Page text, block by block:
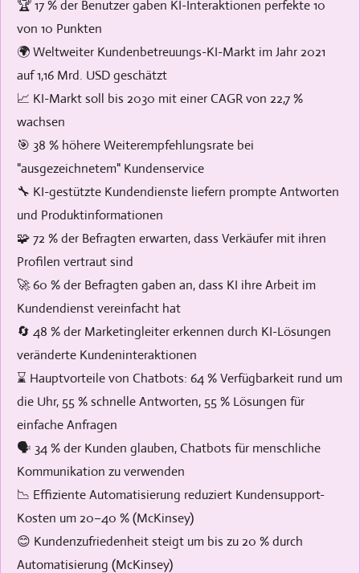
🏆 17 % der Benutzer gaben KI-Interaktionen perfekte 10
von 10 Punkten
🌍 Weltweiter Kundenbetreuungs-KI-Markt im Jahr 2021
auf 1,16 Mrd. USD geschätzt
📈 KI-Markt soll bis 2030 mit einer CAGR von 22,7 %
wachsen
🎯 38 % höhere Weiterempfehlungsrate bei
"ausgezeichnetem" Kundenservice
🔧 KI-gestützte Kundendienste liefern prompte Antworten
und Produktinformationen
🧩 72 % der Befragten erwarten, dass Verkäufer mit ihren
Profilen vertraut sind
🚀 60 % der Befragten gaben an, dass KI ihre Arbeit im
Kundendienst vereinfacht hat
🔄 48 % der Marketingleiter erkennen durch KI-Lösungen
veränderte Kundeninteraktionen
⌛ Hauptvorteile von Chatbots: 64 % Verfügbarkeit rund um
die Uhr, 55 % schnelle Antworten, 55 % Lösungen für
einfache Anfragen
🗣️ 34 % der Kunden glauben, Chatbots für menschliche
Kommunikation zu verwenden
📉 Effiziente Automatisierung reduziert Kundensupport-
Kosten um 20–40 % (McKinsey)
😊 Kundenzufriedenheit steigt um bis zu 20 % durch
Automatisierung (McKinsey)